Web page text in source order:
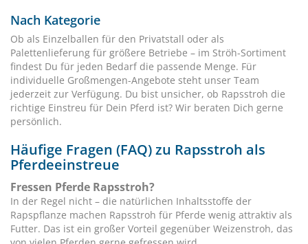
Nach Kategorie
Ob als Einzelballen für den Privatstall oder als
Palettenlieferung für größere Betriebe – im Ströh-Sortiment
findest Du für jeden Bedarf die passende Menge. Für
individuelle Großmengen-Angebote steht unser Team
jederzeit zur Verfügung. Du bist unsicher, ob Rapsstroh die
richtige Einstreu für Dein Pferd ist? Wir beraten Dich gerne
persönlich.
Häufige Fragen (FAQ) zu Rapsstroh als
Pferdeeinstreue
Fressen Pferde Rapsstroh?
In der Regel nicht – die natürlichen Inhaltsstoffe der
Rapspflanze machen Rapsstroh für Pferde wenig attraktiv als
Futter. Das ist ein großer Vorteil gegenüber Weizenstroh, das